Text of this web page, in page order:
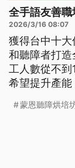
全手語友善
2026/3/16 08:07
獲得台中十大
和聽障者打
工人數從不到
希望提升產能
蒙恩聽障烘培